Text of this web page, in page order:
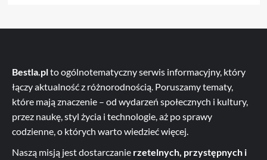
Bestla.plto ogólnotematyczny serwis informacyjny, który
łączy aktualność z różnorodnością. Poruszamy tematy,
które mają znaczenie – od wydarzeń społecznych i kultury,
przez naukę, styl życia i technologie, aż po sprawy
codzienne, o których warto wiedzieć więcej.
Naszą misją jest dostarczanie rzetelnych, przystępnych i